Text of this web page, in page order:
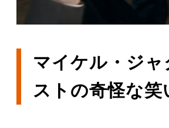
マイケル・ジ
ストの奇怪な